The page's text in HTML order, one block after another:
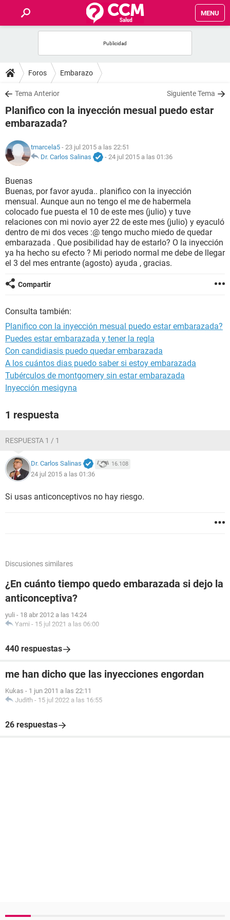
MENU
FOROS
SALUD
FAMILIA
NUTRICIÓN
SEXUALIDAD
GLOSARIO
Foros Embarazo
Tema Anterior Siguiente Tema
Planifico con la inyección mesual puedo estar
embarazada?
tmarcela5 - 23 jul 2015 a las 22:51
Dr. Carlos Salinas
- 24 jul 2015 a las 01:36
Buenas
Buenas, por favor ayuda.. planifico con la inyección
mensual. Aunque aun no tengo el me de habermela
colocado fue puesta el 10 de este mes (julio) y tuve
relaciones con mi novio ayer 22 de este mes (julio) y eyaculó
dentro de mi dos veces :@ tengo mucho miedo de quedar
embarazada . Que posibilidad hay de estarlo? O la inyección
ya ha hecho su efecto ? Mi periodo normal me debe de llegar
el 3 del mes entrante (agosto) ayuda , gracias.
Compartir
Consulta también:
Planifico con la inyección mesual puedo estar embarazada?
Puedes estar embarazada y tener la regla
Con candidiasis puedo quedar embarazada
A los cuántos dias puedo saber si estoy embarazada
Tubérculos de montgomery sin estar embarazada
Inyección mesigyna
1 respuesta
RESPUESTA 1 / 1
Dr. Carlos Salinas 16.108
24 jul 2015 a las 01:36
Si usas anticonceptivos no hay riesgo.
Discusiones similares
¿En cuánto tiempo quedo embarazada si dejo la
anticonceptiva?
yuli - 18 abr 2012 a las 14:24
Yami - 15 jul 2021 a las 06:00
440 respuestas
me han dicho que las inyecciones engordan
Kukas - 1 jun 2011 a las 22:11
Judith - 15 jul 2022 a las 16:55
26 respuestas